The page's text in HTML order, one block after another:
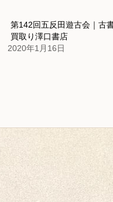
第142回五反田遊古会｜古
買取り澤口書店
2020年1月16日